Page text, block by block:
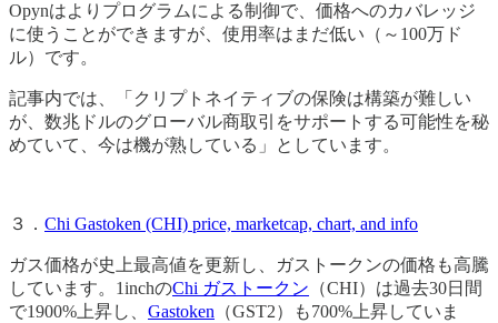
Opynはよりプログラムによる制御で、価格へのカバレッジ
に使うことができますが、使用率はまだ低い（～100万ド
ル）です。
記事内では、「クリプトネイティブの保険は構築が難しい
が、数兆ドルのグローバル商取引をサポートする可能性を秘
めていて、今は機が熟している」としています。
３． Chi Gastoken (CHI) price, marketcap, chart, and info
ガス価格が史上最高値を更新し、ガストークンの価格も高騰
しています。1inchのChi ガストークン （CHI）は過去30日間
で1900%上昇し、 Gastoken （GST2）も700%上昇していま